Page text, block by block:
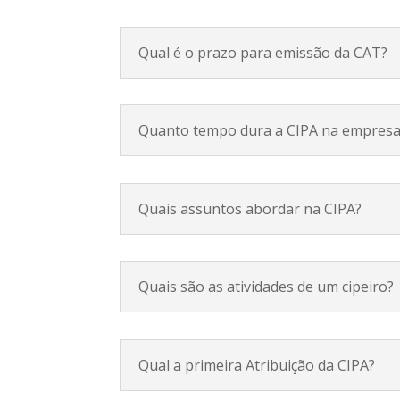
Qual é o prazo para emissão da CAT?
Quanto tempo dura a CIPA na
Quais assuntos abordar na CIPA?
Quais são as atividades de um cipeiro?
Qual a primeira Atribuição da CIPA?